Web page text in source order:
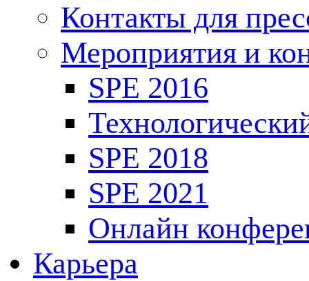
Контакты для
Мероприятия и
SPE 2016
SPE 2018
SPE 2021
Онлайн
Карьера